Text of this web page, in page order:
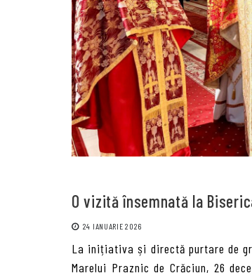
O vizită însemnată la
24 IANUARIE 2026
La inițiativa și directă purtare de
Marelui Praznic de Crăciun, 26